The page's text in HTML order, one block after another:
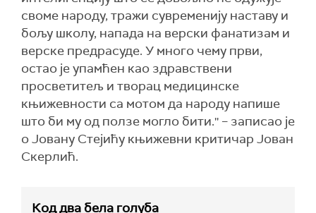
своме народу, тражи сувременију наставу и
бољу школу, напада на верски фанатизам и
верске предрасуде. У много чему први,
остао је упамћен као здравствени
просветитељ и творац медицинске
књижевности са мотом да народу напише
што би му од ползе могло бити.'' – записао је
о Јовану Стејићу књижевни критичар Јован
Скерлић.
Код два бела голуба